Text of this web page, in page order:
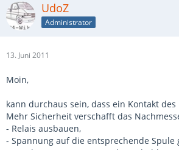
UdoZ
Administrator
13. Juni 2011
Moin,
kann durchaus sein, dass ein Kontakt des
Mehr Sicherheit verschafft das
- Relais ausbauen,
- Spannung auf die entsprechende Spule